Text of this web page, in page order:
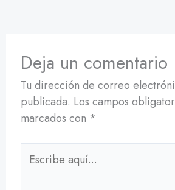
Deja un comentario
Tu dirección de correo
publicada. Los campos
marcados con *
Escribe
aquí...